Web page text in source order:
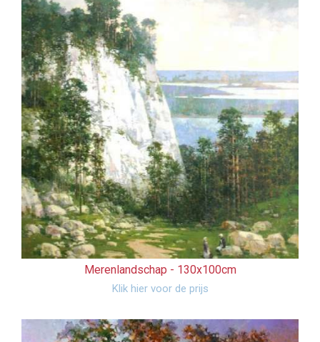
Merenlandschap - 130x100cm
Klik hier voor de prijs